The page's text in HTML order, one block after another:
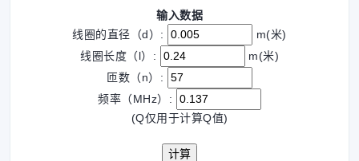
输入数据
线圈的直径（d）:
m(米)
线圈长度（l）:
m(米)
匝数（n）:
频率（MHz）:
(Q仅用于计算Q值)